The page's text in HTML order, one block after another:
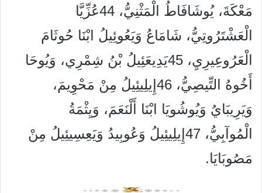
مَعْكَةَ، يُوشَافَاطُ الْمَثْنِيُّ، 44عُزِّيَّا
الْعَشْتَرُوتِيُّ، شَامَاعُ وَيَعُوئِيلُ ابْنَا حُوثَامَ
الْعَرُوعِيرِيِ، 45يَدِيعَئِيلُ بْنُ شِمْرِي، وَيُوحَا
أَخُوهُ التِّيصِيُّ، 46إِيلِيئِيلُ مِنْ مَحْوِيمَ،
وَيَرِيبَايُ وَيُوشُويَا ابْنَا أَلْنَعَمَ، وَيِثْمَةُ
الْمُوآبِيُّ، 47إِيلِيئِيلُ وَعُوبِيدُ وَيَعِسِيئِيلُ مِنْ
مَصُوبَايَا.